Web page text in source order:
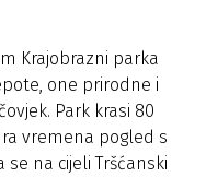
Krajobrazni parka
one prirodne i
Park krasi 80
vremena pogled s
na cijeli Tršćanski